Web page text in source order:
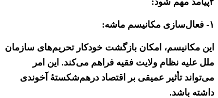
۱- فعال‌سازی مکانیسم ماشه:
این مکانیسم، امکان بازگشت خودکار تحریم‌های سازمان
ملل علیه نظام ولایت فقیه فراهم می‌کند. این امر
می‌تواند تأثیر عمیقی بر اقتصاد درهم‌شکستهٔ آخوندی
داشته باشد.